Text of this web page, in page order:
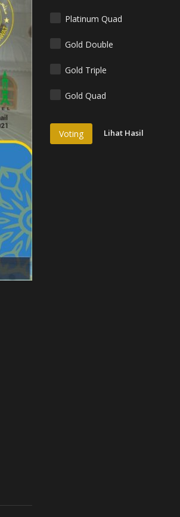
Platinum Quad
Gold Double
Gold Triple
Gold Quad
Voting Lihat Hasil